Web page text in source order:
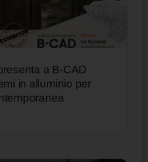
a B-CAD
in alluminio per